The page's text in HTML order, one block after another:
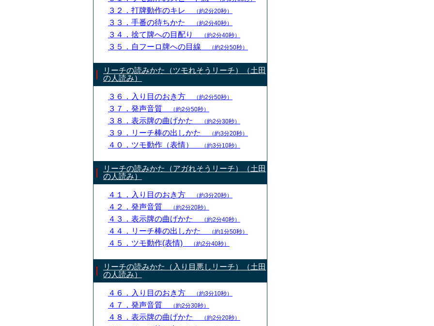
３２．打牌動作のキレ （約2分20秒）
３３．手番の待ちかた （約2分40秒）
３４．捨て牌への目配り （約2分40秒）
３５．自フーロ牌への目線 （約2分50秒）
リーチの読みかた（ツモれそうリーチ）（土田
の人読み）
３６．入り目のおき方 （約2分50秒）
３７．発声音質 （約2分50秒）
３８．表示牌の曲げかた （約2分30秒）
３９．リーチ棒の出しかた （約3分20秒）
４０．ツモ動作（表情） （約3分10秒）
リーチの読みかた（アガれそうリーチ）（土田
の人読み）
４１．入り目のおき方 （約3分20秒）
４２．発声音質 （約2分20秒）
４３．表示牌の曲げかた （約2分40秒）
４４．リーチ棒の出しかた （約1分50秒）
４５．ツモ動作(表情) （約2分40秒）
リーチの読みかた（入り目悪しリーチ）（土田
の人読み）
４６．入り目のおき方 （約3分10秒）
４７．発声音質 （約2分30秒）
４８．表示牌の曲げかた （約2分20秒）